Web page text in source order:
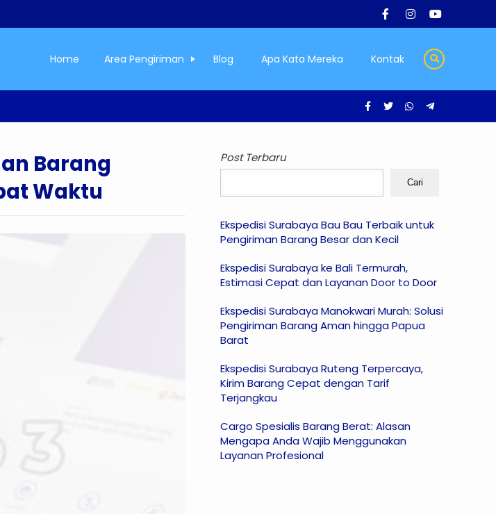
Home Area Pengiriman Blog Apa Kata Mereka Kontak
Barang
Waktu
Post Terbaru
Cari
Ekspedisi Surabaya Bau Bau Terbaik untuk
Pengiriman Barang Besar dan Kecil
Ekspedisi Surabaya ke Bali Termurah,
Estimasi Cepat dan Layanan Door to Door
Ekspedisi Surabaya Manokwari Murah: Solusi
Pengiriman Barang Aman hingga Papua
Barat
Ekspedisi Surabaya Ruteng Terpercaya,
Kirim Barang Cepat dengan Tarif
Terjangkau
Cargo Spesialis Barang Berat: Alasan
Mengapa Anda Wajib Menggunakan
Layanan Profesional